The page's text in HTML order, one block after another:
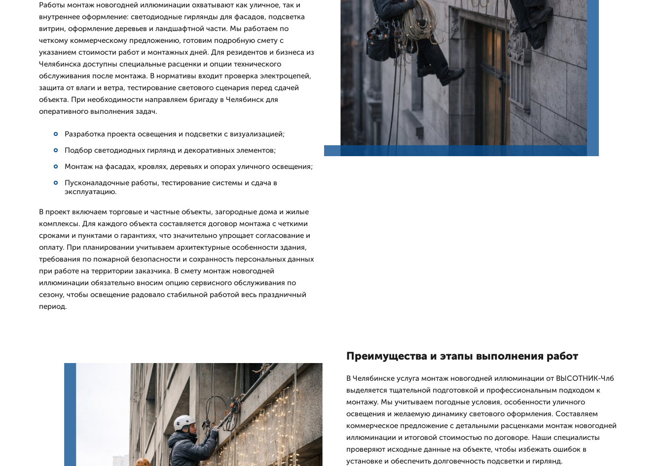
Работы монтаж новогодней иллюминации охватывают как уличное, так и
внутреннее оформление: светодиодные гирлянды для фасадов, подсветка
витрин, оформление деревьев и ландшафтной части. Мы работаем по
четкому коммерческому предложению, готовим подробную смету с
указанием стоимости работ и монтажных дней. Для резидентов и бизнеса из
Челябинска доступны специальные расценки и опции технического
обслуживания после монтажа. В нормативы входит проверка электроцепей,
защита от влаги и ветра, тестирование светового сценария перед сдачей
объекта. При необходимости направляем бригаду в Челябинск для
оперативного выполнения задач.
Разработка проекта освещения и подсветки с визуализацией;
Подбор светодиодных гирлянд и декоративных элементов;
Монтаж на фасадах, кровлях, деревьях и опорах уличного освещения;
Пусконаладочные работы, тестирование системы и сдача в
эксплуатацию.
В проект включаем торговые и частные объекты, загородные дома и жилые
комплексы. Для каждого объекта составляется договор монтажа с четкими
сроками и пунктами о гарантиях, что значительно упрощает согласование и
оплату. При планировании учитываем архитектурные особенности здания,
требования по пожарной безопасности и сохранность персональных данных
при работе на территории заказчика. В смету монтаж новогодней
иллюминации обязательно вносим опцию сервисного обслуживания по
сезону, чтобы освещение радовало стабильной работой весь праздничный
период.
Преимущества и этапы выполнения работ
В Челябинске услуга монтаж новогодней иллюминации от ВЫСОТНИК-Члб
выделяется тщательной подготовкой и профессиональным подходом к
монтажу. Мы учитываем погодные условия, особенности уличного
освещения и желаемую динамику светового оформления. Составляем
коммерческое предложение с детальными расценками монтаж новогодней
иллюминации и итоговой стоимостью по договоре. Наши специалисты
проверяют исходные данные на объекте, чтобы избежать ошибок в
установке и обеспечить долговечность подсветки и гирлянд.